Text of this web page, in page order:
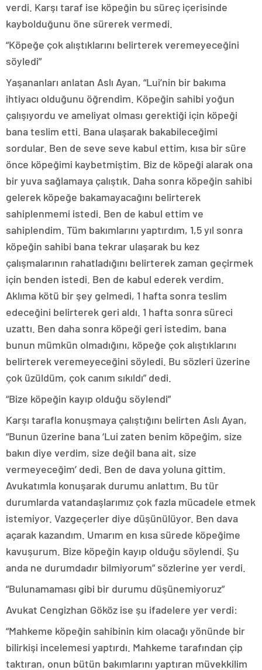
verdi. Karşı taraf ise köpeğin bu süreç içerisinde
kaybolduğunu öne sürerek vermedi.
“Köpeğe çok alıştıklarını belirterek veremeyeceğini
söyledi”
Yaşananları anlatan Aslı Ayan, “Lui’nin bir bakıma
ihtiyacı olduğunu öğrendim. Köpeğin sahibi yoğun
çalışıyordu ve ameliyat olması gerektiği için köpeği
bana teslim etti. Bana ulaşarak bakabileceğimi
sordular. Ben de seve seve kabul ettim, kısa bir süre
önce köpeğimi kaybetmiştim. Biz de köpeği alarak ona
bir yuva sağlamaya çalıştık. Daha sonra köpeğin sahibi
gelerek köpeğe bakamayacağını belirterek
sahiplenmemi istedi. Ben de kabul ettim ve
sahiplendim. Tüm bakımlarını yaptırdım, 1,5 yıl sonra
köpeğin sahibi bana tekrar ulaşarak bu kez
çalışmalarının rahatladığını belirterek zaman geçirmek
için benden istedi. Ben de kabul ederek verdim.
Aklıma kötü bir şey gelmedi, 1 hafta sonra teslim
edeceğini belirterek geri aldı. 1 hafta sonra süreci
uzattı. Ben daha sonra köpeği geri istedim, bana
bunun mümkün olmadığını, köpeğe çok alıştıklarını
belirterek veremeyeceğini söyledi. Bu sözleri üzerine
çok üzüldüm, çok canım sıkıldı” dedi.
“Bize köpeğin kayıp olduğu söylendi”
Karşı tarafla konuşmaya çalıştığını belirten Aslı Ayan,
“Bunun üzerine bana ‘Lui zaten benim köpeğim, size
bakın diye verdim, size değil bana ait, size
vermeyeceğim’ dedi. Ben de dava yoluna gittim.
Avukatımla konuşarak durumu anlattım. Bu tür
durumlarda vatandaşlarımız çok fazla mücadele etmek
istemiyor. Vazgeçerler diye düşünülüyor. Ben dava
açarak kazandım. Umarım en kısa sürede köpeğime
kavuşurum. Bize köpeğin kayıp olduğu söylendi. Şu
anda ne durumdadır bilmiyorum” sözlerine yer verdi.
“Bulunamaması gibi bir durumu düşünemiyoruz”
Avukat Cengizhan Gököz ise şu ifadelere yer verdi:
“Mahkeme köpeğin sahibinin kim olacağı yönünde bir
bilirkişi incelemesi yaptırdı. Mahkeme tarafından çip
taktıran, onun bütün bakımlarını yaptıran müvekkilim